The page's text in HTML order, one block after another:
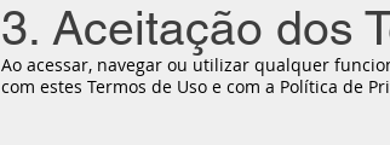
3. Aceitação dos
Ao acessar, navegar ou utilizar qualquer
com estes Termos de Uso e com a Política de